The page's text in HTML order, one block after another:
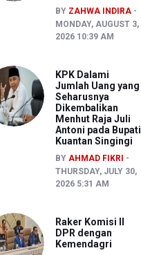
BY ZAHWA INDIRA
MONDAY, AUGUST 3,
2026 10:39 AM
KPK Dalami
Jumlah Uang yang
Seharusnya
Dikembalikan
Menhut Raja Juli
Antoni pada Bupati
Kuantan Singingi
BY AHMAD FIKRI
THURSDAY, JULY 30,
2026 5:31 AM
Raker Komisi II
DPR dengan
Kemendagri